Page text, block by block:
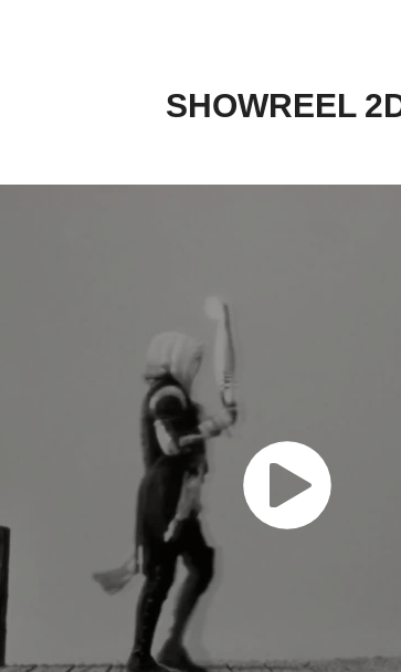
SHOWREEL